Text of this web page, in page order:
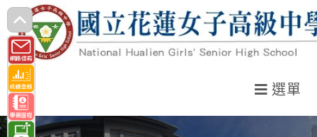
跳
轉
至
主
要
內
選單